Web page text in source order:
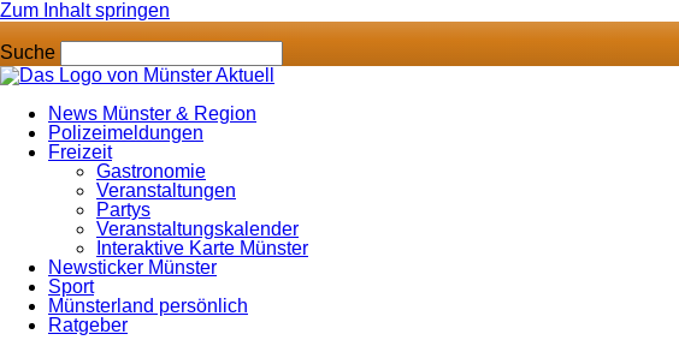
Zum Inhalt springen
Suche
News Münster & Region
Polizeimeldungen
Freizeit
Gastronomie
Veranstaltungen
Partys
Veranstaltungskalender
Interaktive Karte Münster
Newsticker Münster
Sport
Münsterland persönlich
Ratgeber